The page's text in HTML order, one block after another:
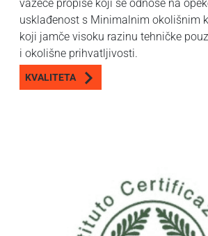
važeće propise koji se odnose na
usklađenost s Minimalnim okolišnim
koji jamče visoku razinu tehničke
i okolišne prihvatljivosti.
KVALITETA